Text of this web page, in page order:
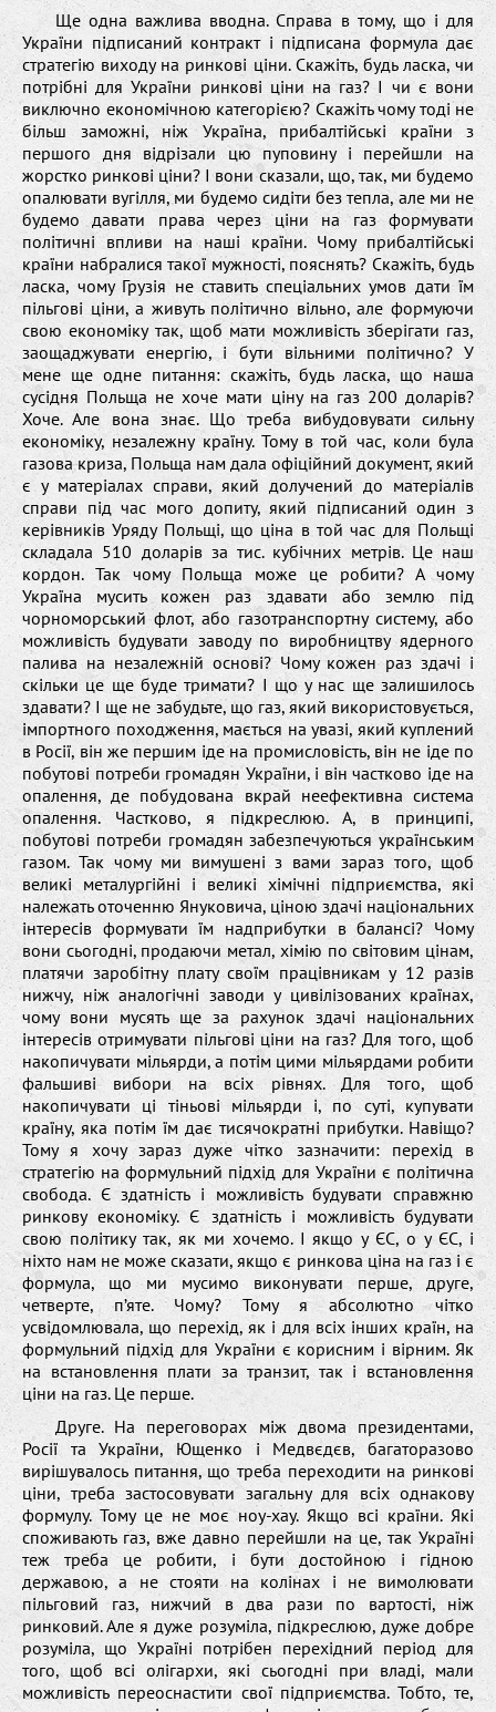
Ще одна важлива вводна. Справа в тому, що і для
України підписаний контракт і підписана формула дає
стратегію виходу на ринкові ціни. Скажіть, будь ласка, чи
потрібні для України ринкові ціни на газ? І чи є вони
виключно економічною категорією? Скажіть чому тоді не
більш заможні, ніж Україна, прибалтійські країни з
першого дня відрізали цю пуповину і перейшли на
жорстко ринкові ціни? І вони сказали, що, так, ми будемо
опалювати вугілля, ми будемо сидіти без тепла, але ми не
будемо давати права через ціни на газ формувати
політичні впливи на наші країни. Чому прибалтійські
країни набралися такої мужності, пояснять? Скажіть, будь
ласка, чому Грузія не ставить спеціальних умов дати їм
пільгові ціни, а живуть політично вільно, але формуючи
свою економіку так, щоб мати можливість зберігати газ,
заощаджувати енергію, і бути вільними політично? У
мене ще одне питання: скажіть, будь ласка, що наша
сусідня Польща не хоче мати ціну на газ 200 доларів?
Хоче. Але вона знає. Що треба вибудовувати сильну
економіку, незалежну країну. Тому в той час, коли була
газова криза, Польща нам дала офіційний документ, який
є у матеріалах справи, який долучений до матеріалів
справи під час мого допиту, який підписаний один з
керівників Уряду Польщі, що ціна в той час для Польщі
складала 510 доларів за тис. кубічних метрів. Це наш
кордон. Так чому Польща може це робити? А чому
Україна мусить кожен раз здавати або землю під
чорноморський флот, або газотранспортну систему, або
можливість будувати заводу по виробництву ядерного
палива на незалежній основі? Чому кожен раз здачі і
скільки це ще буде тримати? І що у нас ще залишилось
здавати? І ще не забудьте, що газ, який використовується,
імпортного походження, мається на увазі, який куплений
в Росії, він же першим іде на промисловість, він не іде по
побутові потреби громадян України, і він частково іде на
опалення, де побудована вкрай неефективна система
опалення. Частково, я підкреслюю. А, в принципі,
побутові потреби громадян забезпечуються українським
газом. Так чому ми вимушені з вами зараз того, щоб
великі металургійні і великі хімічні підприємства, які
належать оточенню Януковича, ціною здачі національних
інтересів формувати їм надприбутки в балансі? Чому
вони сьогодні, продаючи метал, хімію по світовим цінам,
платячи заробітну плату своїм працівникам у 12 разів
нижчу, ніж аналогічні заводи у цивілізованих країнах,
чому вони мусять ще за рахунок здачі національних
інтересів отримувати пільгові ціни на газ? Для того, щоб
накопичувати мільярди, а потім цими мільярдами робити
фальшиві вибори на всіх рівнях. Для того, щоб
накопичувати ці тіньові мільярди і, по суті, купувати
країну, яка потім їм дає тисячократні прибутки. Навіщо?
Тому я хочу зараз дуже чітко зазначити: перехід в
стратегію на формульний підхід для України є політична
свобода. Є здатність і можливість будувати справжню
ринкову економіку. Є здатність і можливість будувати
свою політику так, як ми хочемо. І якщо у ЄС, о у ЄС, і
ніхто нам не може сказати, якщо є ринкова ціна на газ і є
формула, що ми мусимо виконувати перше, друге,
четверте, п’яте. Чому? Тому я абсолютно чітко
усвідомлювала, що перехід, як і для всіх інших країн, на
формульний підхід для України є корисним і вірним. Як
на встановлення плати за транзит, так і встановлення
ціни на газ. Це перше.
Друге. На переговорах між двома президентами,
Росії та України, Ющенко і Медвєдєв, багаторазово
вирішувалось питання, що треба переходити на ринкові
ціни, треба застосовувати загальну для всіх однакову
формулу. Тому це не моє ноу-хау. Якщо всі країни. Які
споживають газ, вже давно перейшли на це, так Україні
теж треба це робити, і бути достойною і гідною
державою, а не стояти на колінах і не вимолювати
пільговий газ, нижчий в два рази по вартості, ніж
ринковий. Але я дуже розуміла, підкреслюю, дуже добре
розуміла, що Україні потрібен перехідний період для
того, щоб всі олігархи, які сьогодні при владі, мали
можливість переоснастити свої підприємства. Тобто, те,